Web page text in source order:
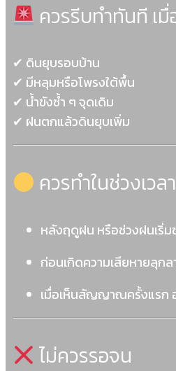
ควรรีบทำทันที เ
✔ ดินยุบรอบบ้าน
✔ มีหลุมหรือโพรงใต้พื้น
✔ น้ำขังซ้ำ ๆ จุดเดิม
✔ ฝนตกแล้วดินยุบเพิ่ม
ควรทำในช่วงเวล
หลังฤดูฝน หรือช่วงฝนเริ่ม
ก่อนเกิดความเสียหายลุกล
เมื่อเห็นสัญญาณครั้งแรก
ไม่ควรรอจน